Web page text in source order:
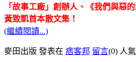
「故事工廠」創辦人、《我們與
黃致凱首本散文集！
(繼續閱讀...)
麥田出版 發表在 痞客邦 留言(0) 人